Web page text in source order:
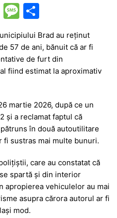
T
el
e
gr
a
M
e
s
s
a
e
ta
je
a
ă
Brad au reținut
57 de ani, bănuit că ar fi
de furt din
fiind estimat la aproximativ
martie 2026, după ce un
și a reclamat faptul că
în două autoutilitare
fi sustras mai multe bunuri.
care au constatat că
spartă și din interior
apropierea vehiculelor au mai
asupra cărora autorul ar fi
mod.